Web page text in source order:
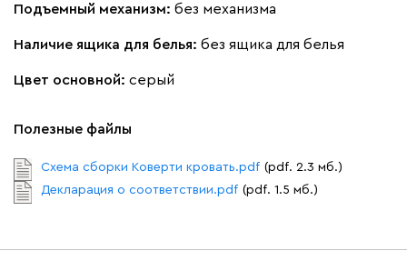
Подъемный механизм: без механизма
Наличие ящика для белья: без ящика для белья
Цвет основной: серый
Полезные файлы
Схема сборки Коверти кровать.pdf (pdf. 2.3 мб.)
Декларация о соответствии.pdf (pdf. 1.5 мб.)